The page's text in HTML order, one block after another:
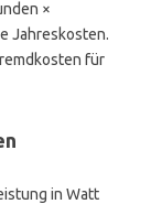
×
Jahreskosten.
für
in Watt